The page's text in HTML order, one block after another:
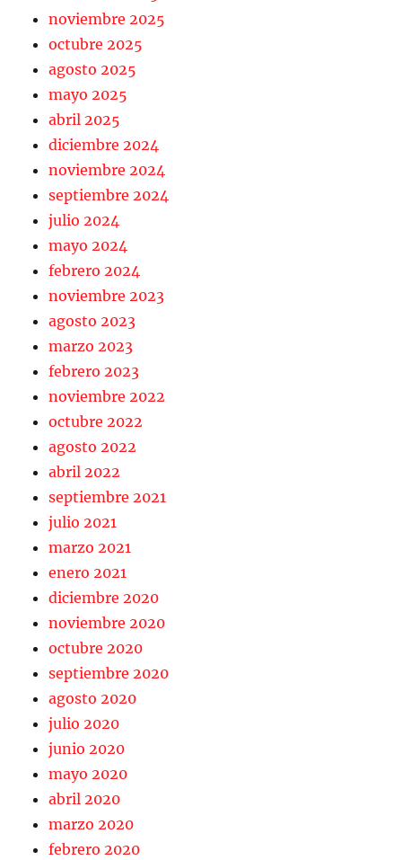
noviembre 2025
octubre 2025
agosto 2025
mayo 2025
abril 2025
diciembre 2024
noviembre 2024
septiembre 2024
julio 2024
mayo 2024
febrero 2024
noviembre 2023
agosto 2023
marzo 2023
febrero 2023
noviembre 2022
octubre 2022
agosto 2022
abril 2022
septiembre 2021
julio 2021
marzo 2021
enero 2021
diciembre 2020
noviembre 2020
octubre 2020
septiembre 2020
agosto 2020
julio 2020
junio 2020
mayo 2020
abril 2020
marzo 2020
febrero 2020